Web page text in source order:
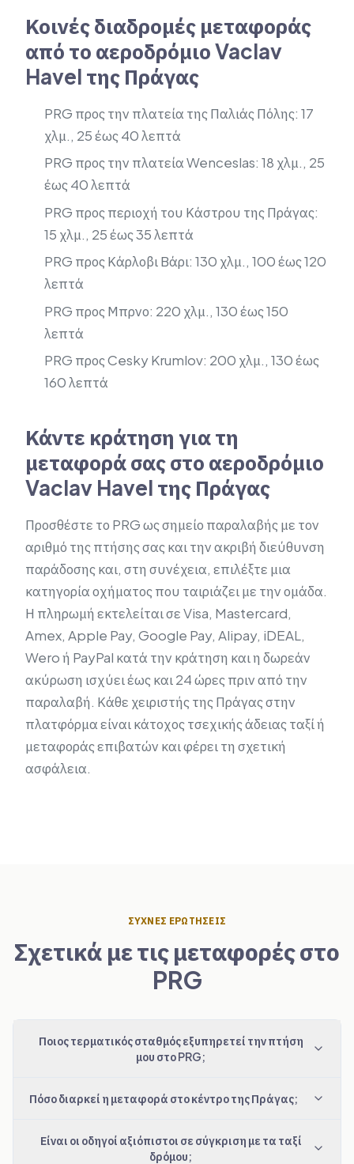
Κοινές διαδρομές μεταφοράς
από το αεροδρόμιο Vaclav
Havel της Πράγας
PRG προς την πλατεία της Παλιάς Πόλης: 17
χλμ., 25 έως 40 λεπτά
PRG προς την πλατεία Wenceslas: 18 χλμ., 25
έως 40 λεπτά
PRG προς περιοχή του Κάστρου της Πράγας:
15 χλμ., 25 έως 35 λεπτά
PRG προς Κάρλοβι Βάρι: 130 χλμ., 100 έως 120
λεπτά
PRG προς Μπρνο: 220 χλμ., 130 έως 150
λεπτά
PRG προς Cesky Krumlov: 200 χλμ., 130 έως
160 λεπτά
Κάντε κράτηση για τη
μεταφορά σας στο αεροδρόμιο
Vaclav Havel της Πράγας
Προσθέστε το PRG ως σημείο παραλαβής με τον
αριθμό της πτήσης σας και την ακριβή διεύθυνση
παράδοσης και, στη συνέχεια, επιλέξτε μια
κατηγορία οχήματος που ταιριάζει με την ομάδα.
Η πληρωμή εκτελείται σε Visa, Mastercard,
Amex, Apple Pay, Google Pay, Alipay, iDEAL,
Wero ή PayPal κατά την κράτηση και η δωρεάν
ακύρωση ισχύει έως και 24 ώρες πριν από την
παραλαβή. Κάθε χειριστής της Πράγας στην
πλατφόρμα είναι κάτοχος τσεχικής άδειας ταξί ή
μεταφοράς επιβατών και φέρει τη σχετική
ασφάλεια.
ΣΥΧΝΈΣ ΕΡΩΤΉΣΕΙΣ
Σχετικά με τις μεταφορές στο
PRG
Ποιος τερματικός σταθμός εξυπηρετεί την πτήση
μου στο PRG;
Πόσο διαρκεί η μεταφορά στο κέντρο της Πράγας;
Είναι οι οδηγοί αξιόπιστοι σε σύγκριση με τα ταξί
δρόμου;